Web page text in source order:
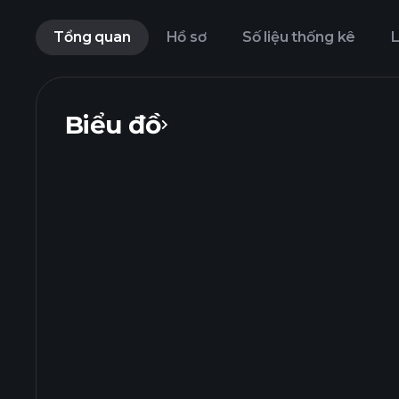
Tổng quan Hồ sơ Số liệu thống kê
Biểu đồ